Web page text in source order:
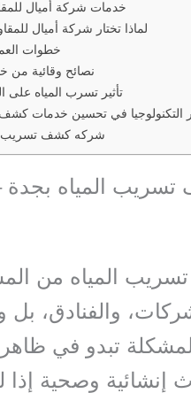
خدمات شركة أميال
لماذا تختار شركة أميال
خطوات
نصائح وقائية من
تأثير تسرب المياه على
التكنولوجيا في تحسين خدمات كشف
شركه كشف تسريب
المياه بجدة
المياه من
والفنادق،
تبدو في
وصحية إذا